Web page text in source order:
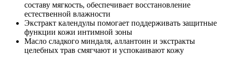
составу мягкость, обеспечивает восстановление
естественной влажности
Экстракт календулы помогает поддерживать защитные
функции кожи интимной зоны
Масло сладкого миндаля, аллантоин и экстракты
целебных трав смягчают и успокаивают кожу